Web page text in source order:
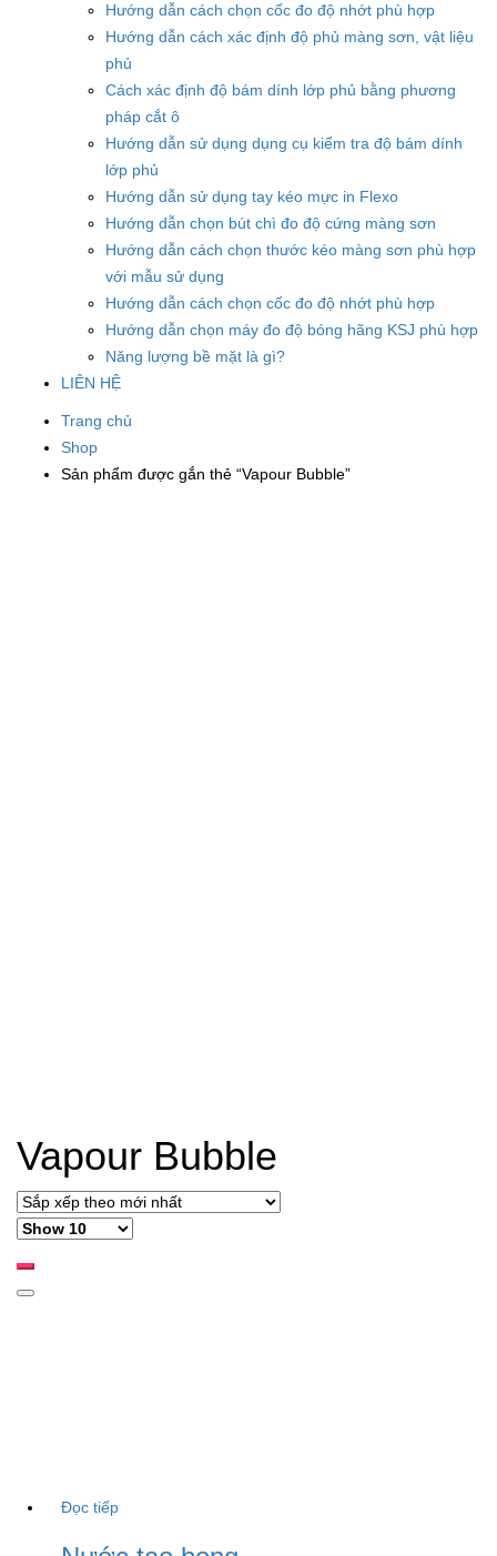
Hướng dẫn cách chọn cốc đo độ nhớt phù hợp
Hướng dẫn cách xác định độ phủ màng sơn, vật liệu
phủ
Cách xác định độ bám dính lớp phủ bằng phương
pháp cắt ô
Hướng dẫn sử dụng dụng cụ kiểm tra độ bám dính
lớp phủ
Hướng dẫn sử dụng tay kéo mực in Flexo
Hướng dẫn chọn bút chì đo độ cứng màng sơn
Hướng dẫn cách chọn thước kéo màng sơn phù hợp
với mẫu sử dụng
Hướng dẫn cách chọn cốc đo độ nhớt phù hợp
Hướng dẫn chọn máy đo độ bóng hãng KSJ phù hợp
Năng lượng bề mặt là gì?
LIÊN HỆ
Trang chủ
Shop
Sản phẩm được gắn thẻ “Vapour Bubble”
Vapour Bubble
Đọc tiếp